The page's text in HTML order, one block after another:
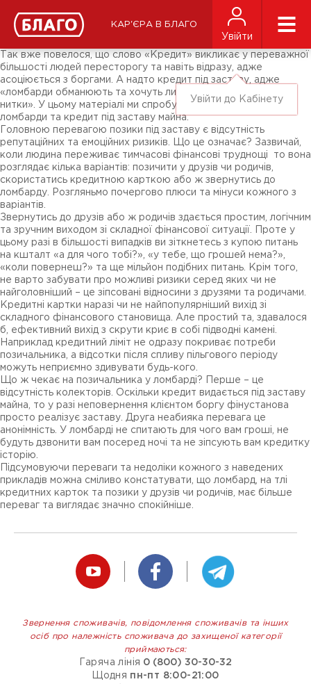
КАР'ЄРА В БЛАГО
Увійти
Увійти до Кабінету
ЗМІ про нас
Підписники соц-мереж
Ярмарки
Так вже повелося, що слово «Кредит» викликає у переважної
більшості людей пересторогу та навіть відразу, адже
асоціюється з боргами. А надто кредит під заставу, адже
«ломбарди обманюють та хочуть лише обдерти нас всіх до
нитки». У цьому матеріалі ми спробуємо розвіяти міфи про
ломбарди та кредит під заставу майна.
Головною перевагою позики під заставу є відсутність
репутаційних та емоційних ризиків. Що це означає? Зазвичай,
коли людина переживає тимчасові фінансові труднощі то вона
розглядає кілька варіантів: позичити у друзів чи родичів,
скористатись кредитною карткою або ж звернутись до
ломбарду. Розгляньмо почергово плюси та мінуси кожного з
варіантів.
Звернутись до друзів або ж родичів здається простим, логічним
та зручним виходом зі складної фінансової ситуації. Проте у
цьому разі в більшості випадків ви зіткнетесь з купою питань
на кшталт «а для чого тобі?», «у тебе, що грошей нема?»,
«коли повернеш?» та ще мільйон подібних питань. Крім того,
не варто забувати про можливі ризики серед яких чи не
найголовніший – це зіпсовані відносини з друзями та родичами.
Кредитні картки наразі чи не найпопулярніший вихід зі
складного фінансового становища. Але простий та, здавалося
б, ефективний вихід з скрути криє в собі підводні камені.
Наприклад кредитний ліміт не одразу покриває потреби
позичальника, а відсотки після спливу пільгового періоду
можуть неприємно здивувати будь-кого.
Що ж чекає на позичальника у ломбарді? Перше – це
відсутність колекторів. Оскільки кредит видається під заставу
майна, то у разі неповернення клієнтом боргу фінустанова
просто реалізує заставу. Друга неабияка перевага це
анонімність. У ломбарді не спитають для чого вам гроші, не
будуть дзвонити вам посеред ночі та не зіпсують вам кредитку
історію.
Підсумовуючи переваги та недоліки кожного з наведених
прикладів можна сміливо констатувати, що ломбард, на тлі
кредитних карток та позики у друзів чи родичів, має більше
переваг та виглядає значно спокійніше.
Звернення споживачів, повідомлення споживачів та інших
осіб про належність споживача до захищеної категорії
приймаються:
Гаряча лінія 0 (800) 30-30-32
Щодня пн-пт 8:00-21:00